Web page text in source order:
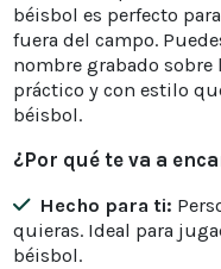
béisbol es perfecto
fuera del campo.
nombre grabado sobre
práctico y con estilo
béisbol.
¿Por qué te va a
Hecho para ti:
quieras. Ideal para
béisbol.